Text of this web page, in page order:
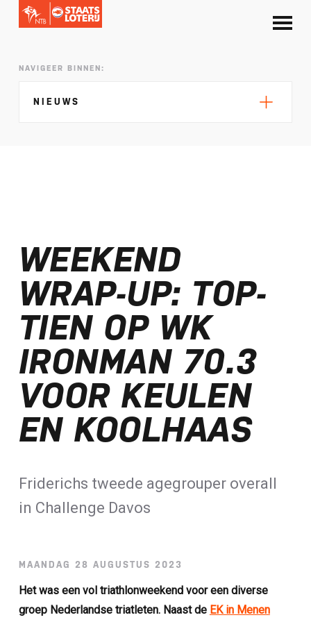
NAVIGEER BINNEN:
NIEUWS
Selectie EK lange afstand Almere bekend
Kalenders T50 en T100 World Championship
Tour 2027 bekend
NTB ontvangt bijdrage van Nederlandse
Loterij​
ALLE NIEUWSBERICHTEN
WEEKEND
WRAP-UP: TOP-
TIEN OP WK
IRONMAN 70.3
VOOR KEULEN
EN KOOLHAAS
Friderichs tweede agegrouper overall
in Challenge Davos
MAANDAG 28 AUGUSTUS 2023
Het was een vol triathlonweekend voor een diverse
groep Nederlandse triatleten. Naast de EK in Menen